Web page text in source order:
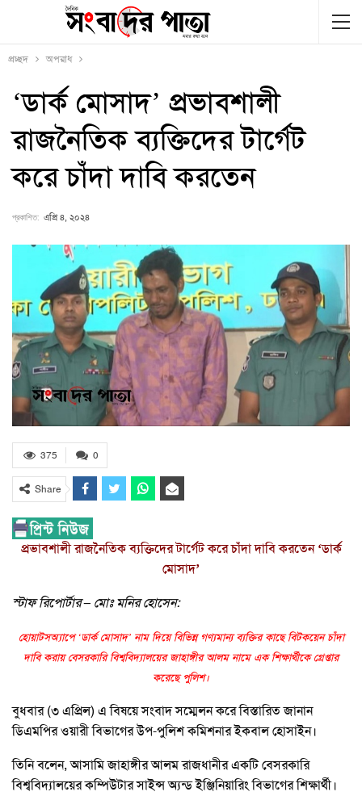
প্রচ্ছদ অপরাধ
‘ডার্ক মোসাদ’ প্রভাবশালী
রাজনৈতিক ব্যক্তিদের টার্গেট
করে চাঁদা দাবি করতেন
প্রকাশিত: এপ্রি ৪, ২০২৪
0
375
Share
প্রভাবশালী রাজনৈতিক ব্যক্তিদের টার্গেট করে চাঁদা দাবি করতেন ‘ডার্ক
মোসাদ’
স্টাফ রিপোর্টার – মোঃ মনির হোসেন:
হোয়াটসঅ্যাপে ‘ডার্ক মোসাদ’ নাম দিয়ে বিভিন্ন গণ্যমান্য ব্যক্তির কাছে বিটকয়েন চাঁদা
দাবি করায় বেসরকারি বিশ্ববিদ্যালয়ের জাহাঙ্গীর আলম নামে এক শিক্ষার্থীকে গ্রেপ্তার
করেছে পুলিশ।
বুধবার (৩ এপ্রিল) এ বিষয়ে সংবাদ সম্মেলন করে বিস্তারিত জানান
ডিএমপির ওয়ারী বিভাগের উপ-পুলিশ কমিশনার ইকবাল হোসাইন।
তিনি বলেন, আসামি জাহাঙ্গীর আলম রাজধানীর একটি বেসরকারি
বিশ্ববিদ্যালয়ের কম্পিউটার সাইন্স অ্যন্ড ইঞ্জিনিয়ারিং বিভাগের শিক্ষার্থী।